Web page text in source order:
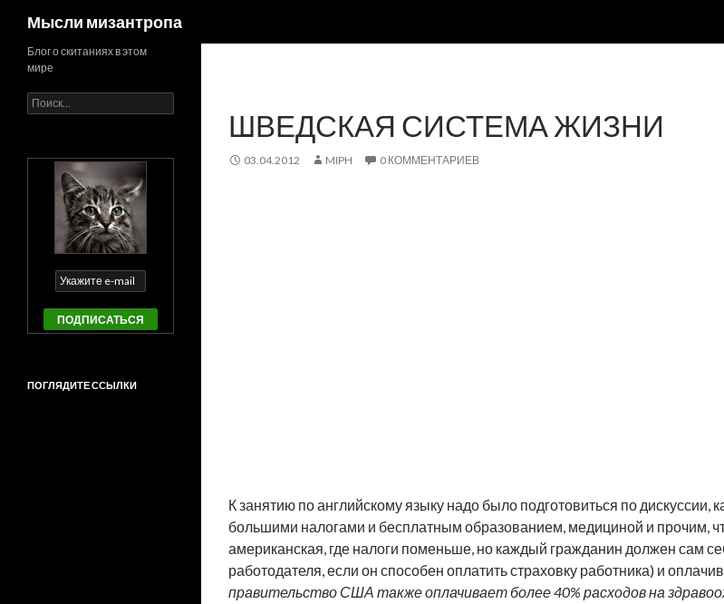
Мысли мизантропа
ШВЕДСКАЯ СИСТЕМА ЖИЗНИ
03.04.2012 MIPH 0 КОММЕНТАРИЕВ
К занятию по английскому языку надо было подготовиться по
большими налогами и бесплатным образованием, медициной и прочим,
американская, где налоги поменьше, но каждый гражданин должен сам
работодателя, если он способен оплатить страховку работника) и
правительство США также оплачивает более 40% расходов на
Блог о скитаниях в этом
мире
Найти:
ПОГЛЯДИТЕ ССЫЛКИ